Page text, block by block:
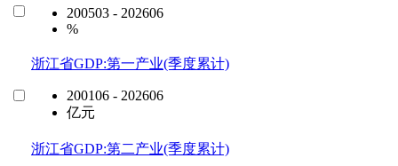
200503 - 202606
%
浙江省GDP:第一产业(季度累计)
200106 - 202606
亿元
浙江省GDP:第二产业(季度累计)